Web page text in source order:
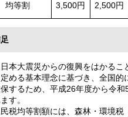
均等割 3,500円 2,500円
本大震災からの復興をはかるこ
める基本理念に基づき、全国
するため、平成26年度から令
す。
税均等割額には、森林・環境税